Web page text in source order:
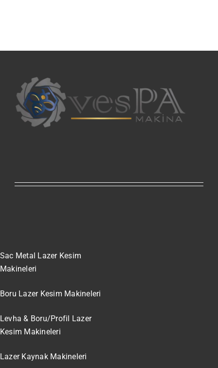
Sac Metal Lazer Kesim
Makineleri
Boru Lazer Kesim Makineleri
Levha & Boru/Profil Lazer
Kesim Makineleri
Lazer Kaynak Makineleri